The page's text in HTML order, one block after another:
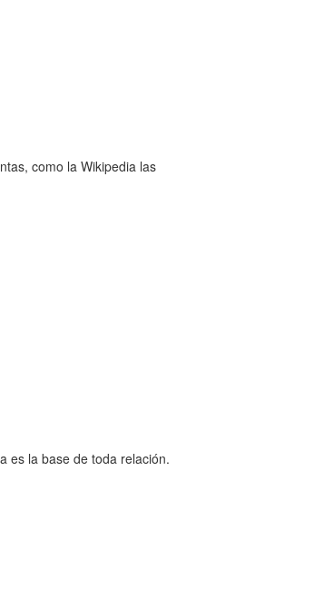
como la Wikipedia las
es la base de toda relación.